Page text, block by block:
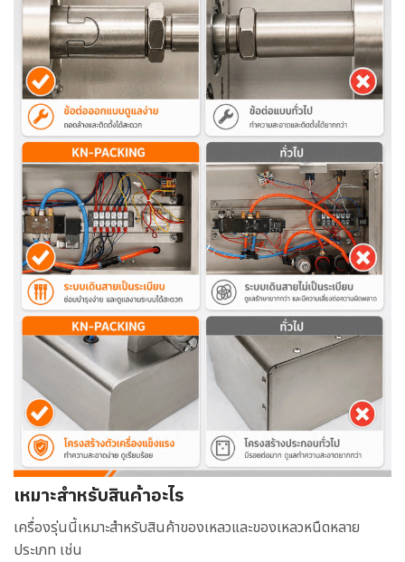
เหมาะสำหรับสินค้าอะไร
เครื่องรุ่นนี้เหมาะสำหรับสินค้าของเหลวและของเหลวหนืดหลาย
ประเภท เช่น